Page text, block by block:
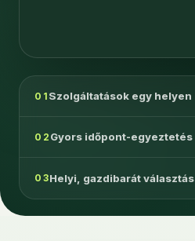
01 Szolgáltatások egy helyen
02 Gyors időpont-egyeztetés
03Helyi, gazdibarát választás